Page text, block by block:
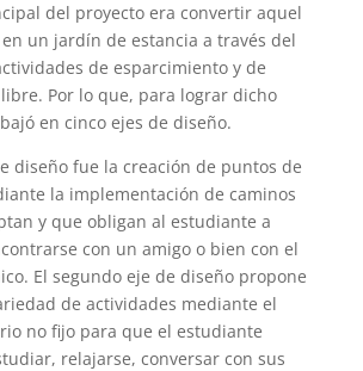
del proyecto era convertir aquel
un jardín de estancia a través del
de esparcimiento y de
Por lo que, para lograr dicho
en cinco ejes de diseño.
diseño fue la creación de puntos de
la implementación de caminos
y que obligan al estudiante a
con un amigo o bien con el
El segundo eje de diseño propone
de actividades mediante el
no fijo para que el estudiante
relajarse, conversar con sus